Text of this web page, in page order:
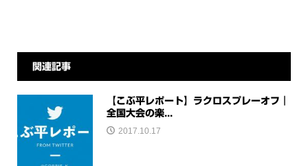
関連記事
【こぶ平レポート】ラクロスプレーオフ｜
全国大会の楽...
2017.10.17